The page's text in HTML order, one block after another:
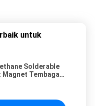
untuk
Solderable
Magnet Tembaga